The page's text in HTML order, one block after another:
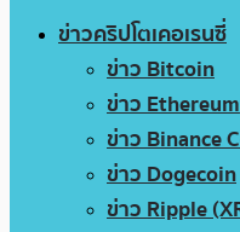
ข่าวคริปโตเคอเรนซี่
ข่าว Bitcoin
ข่าว Ethereum
ข่าว Binance
ข่าว Dogecoin
ข่าว Ripple